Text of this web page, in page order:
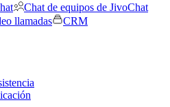
Chat de equipos de JivoChat
llamadas
CRM